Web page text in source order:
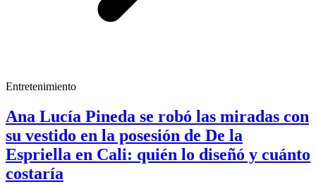
Entretenimiento
Ana Lucía Pineda se robó las miradas con
su vestido en la posesión de De la
Espriella en Cali: quién lo diseñó y cuánto
costaría